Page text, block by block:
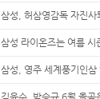
삼성, 허삼영감독 자진사
삼성 라이온즈는 여름 시
삼성, 영주 세계풍기인삼
김윤수, 박승규 6월 올